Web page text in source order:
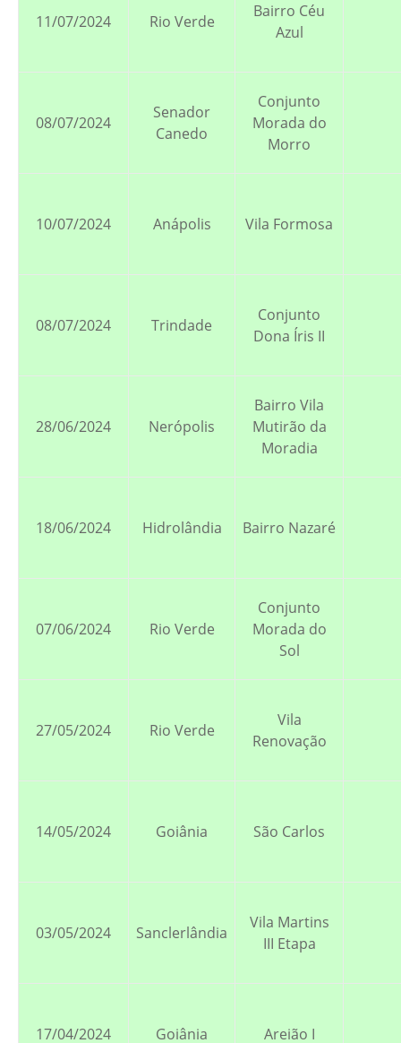
11/07/2024 Rio Verde
Bairro Céu
Azul
08/07/2024
Senador
Canedo
Conjunto
Morada do
Morro
10/07/2024 Anápolis Vila Formosa
08/07/2024 Trindade
Conjunto
Dona Íris II
28/06/2024 Nerópolis
Bairro Vila
Mutirão da
Moradia
18/06/2024 Hidrolândia Bairro Nazaré
07/06/2024 Rio Verde
Conjunto
Morada do
Sol
27/05/2024 Rio Verde
Vila
Renovação
14/05/2024 Goiânia São Carlos
03/05/2024 Sanclerlândia
Vila Martins
III Etapa
17/04/2024 Goiânia Areião I